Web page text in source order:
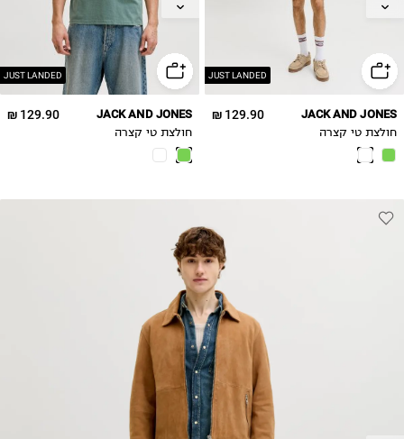
JUST LANDED
XL
129.90 ₪ JACK AND JONES
חולצת טי קצרה
JUST LANDED
XL
129.90 ₪ JACK AND JONES
חולצת טי קצרה